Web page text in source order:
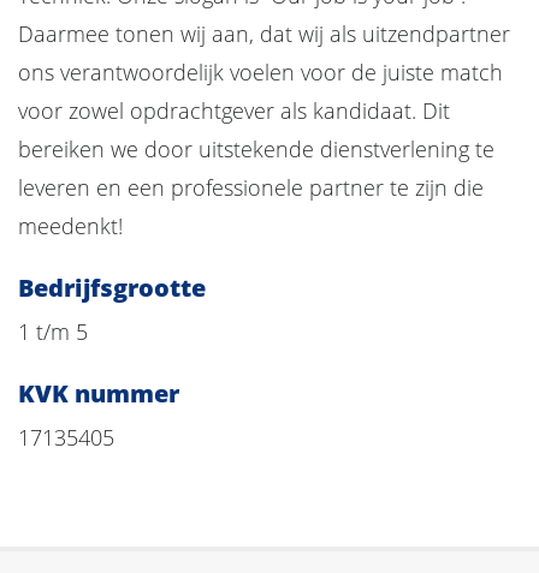
Daarmee tonen wij aan, dat wij als uitzendpartner
ons verantwoordelijk voelen voor de juiste match
voor zowel opdrachtgever als kandidaat. Dit
bereiken we door uitstekende dienstverlening te
leveren en een professionele partner te zijn die
meedenkt!
Bedrijfsgrootte
1 t/m 5
KVK nummer
17135405